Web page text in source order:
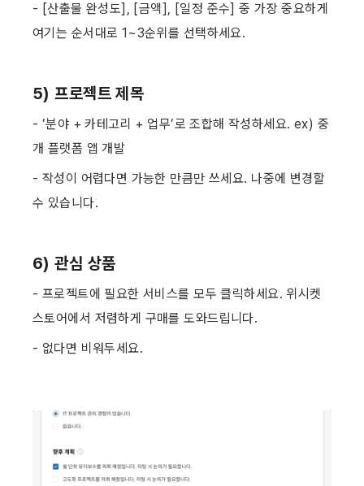
- [산출물 완성도], [금액], [일정 준수] 중 가장 중요하게
여기는 순서대로 1~3순위를 선택하세요. ​
5) 프로젝트 제목
- ’분야 + 카테고리 + 업무’로 조합해 작성하세요. ex) 중
개 플랫폼 앱 개발
- 작성이 어렵다면 가능한 만큼만 쓰세요. 나중에 변경할
수 있습니다. ​
6) 관심 상품
- 프로젝트에 필요한 서비스를 모두 클릭하세요. 위시켓
스토어에서 저렴하게 구매를 도와드립니다.
- 없다면 비워두세요. ​